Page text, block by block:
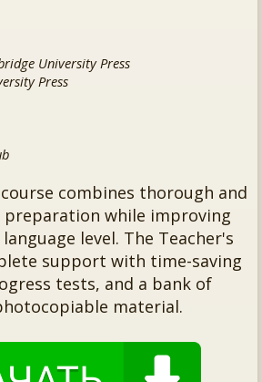
University Press
Press
combines thorough and
preparation while improving
level. The Teacher's
support with time-saving
tests, and a bank of
material.